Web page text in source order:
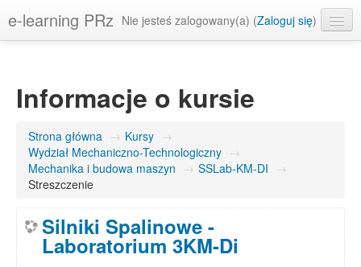
e-learning PRz Nie jesteś zalogowany(a) (Zaloguj się)
Informacje o kursie
Strona główna → Kursy →
Wydział Mechaniczno-Technologiczny →
Mechanika i budowa maszyn → SSLab-KM-DI →
Streszczenie
Silniki Spalinowe -
Laboratorium 3KM-Di